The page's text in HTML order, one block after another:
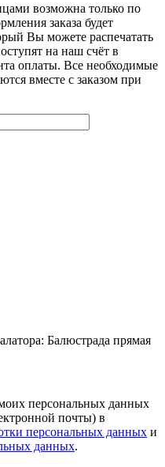
возможна только по
заказа будет
Вы можете распечатать
на наш счёт в
оплаты. Все необходимые
вместе с заказом при
Балюстрада прямая
персональных данных
почты) в
персональных данных и
данных.